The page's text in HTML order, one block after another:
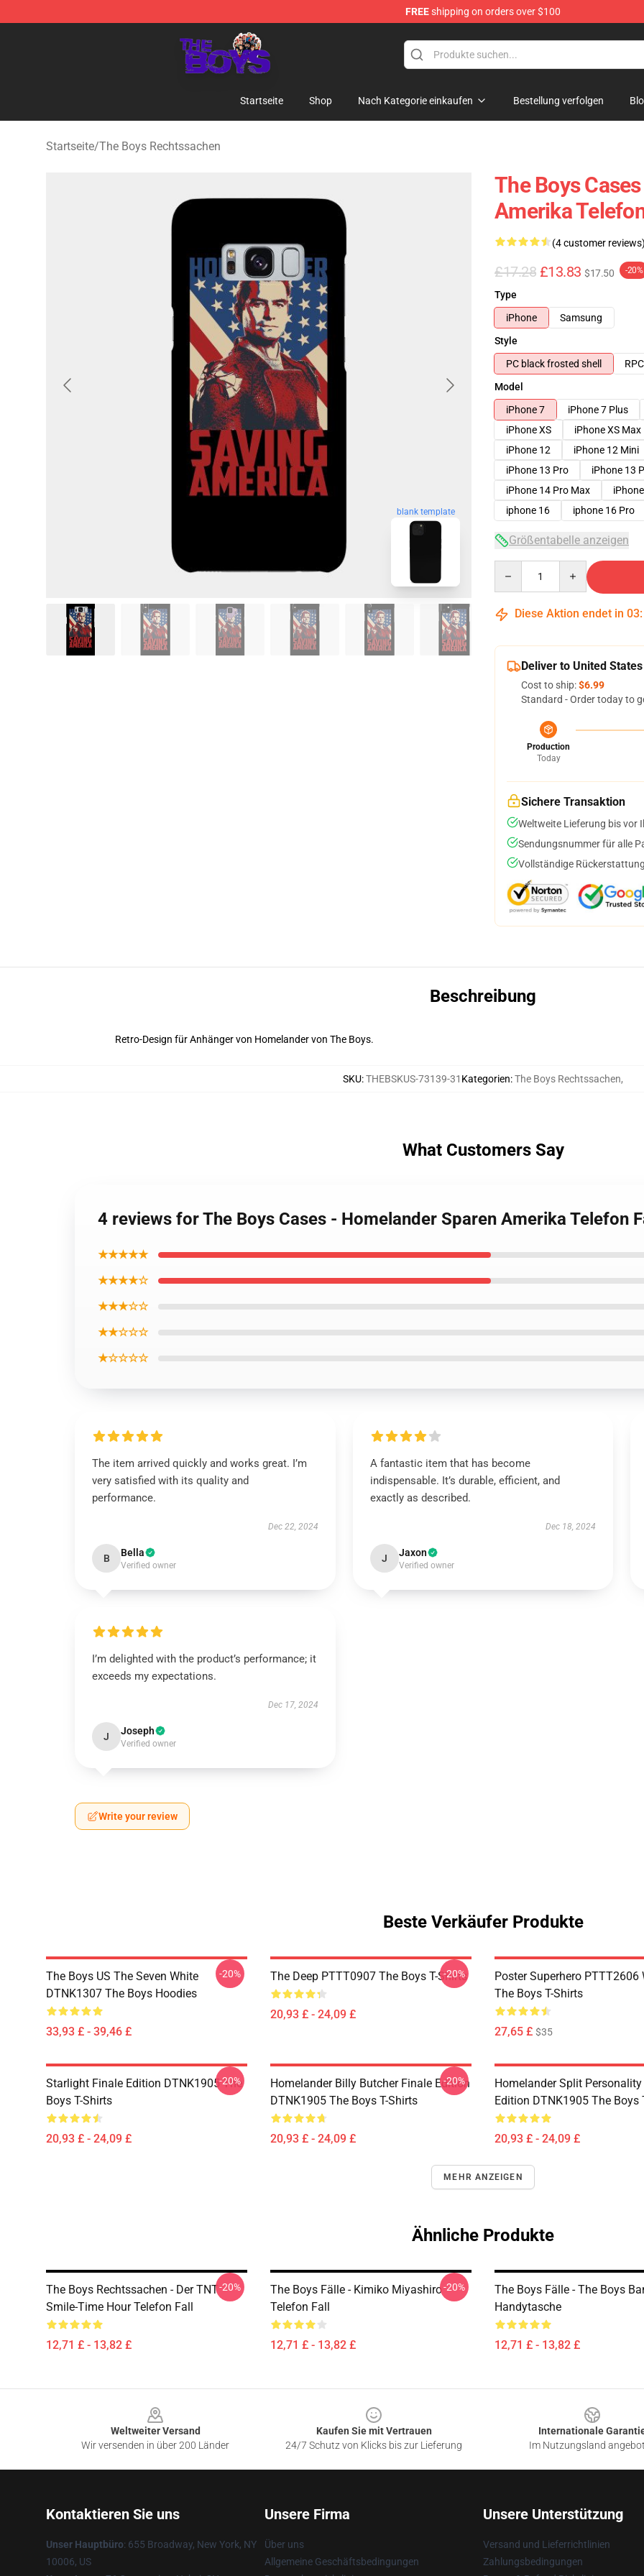
FREEshipping on orders over $100
The Boys Store - Official The Boys Merchandise Shop
Startseite Shop Nach Kategorie einkaufen Bestellung verfolgen
Startseite/The Boys Rechtssachen
blank template
The Boys
Amerika Telefon
(4 customer reviews)
£17.28 £13.83 $17.50 -20%
Type
iPhone
Samsung
Style
PC black frosted shell
Model
iPhone 7
iPhone 7 Plus
iPhone XS
iPhone XS Max
iPhone 12
iPhone 12 Mini
iPhone 13 Pro
iPhone 13
iPhone 14 Pro Max
iphone 16
iphone 16 Pro
Größentabelle anzeigen
Diese Aktion endet in 03:
Deliver to United States
Cost to ship:$6.99
Standard - Order today to
Production
Today
Sichere Transaktion
Weltweite Lieferung bis vor
Sendungsnummer für alle
Vollständige
Beschreibung
Retro-Design für Anhänger von Homelander von The Boys.
SKU:THEBSKUS-73139-31 Kategorien:The Boys Rechtssachen,
What Customers Say
4 reviews for The Boys Cases - Homelander Sparen Amerika Telefon
★★★★★
★★★★☆
★★★☆☆
★★☆☆☆
★☆☆☆☆
The item arrived quickly and works great. I’m
very satisfied with its quality and
performance.
Dec 22, 2024
B Bella
Verified owner
A fantastic item that has become
indispensable. It’s durable, efficient, and
exactly as described.
Dec 18, 2024
J Jaxon
Verified owner
I’m delighted with the product’s performance; it
exceeds my expectations.
Dec 17, 2024
J Joseph
Verified owner
Write your review
Beste Verkäufer Produkte
The Boys US The Seven White
DTNK1307 The Boys Hoodies
33,93 £ - 39,46 £
-20% The Deep PTTT0907 The Boys T-Shirts
20,93 £ - 24,09 £
-20%
Poster Superhero PTTT2606
The Boys T-Shirts
27,65 £ $35
Starlight Finale Edition DTNK1905 The
Boys T-Shirts
20,93 £ - 24,09 £
-20%
Homelander Billy Butcher Finale Edition
DTNK1905 The Boys T-Shirts
20,93 £ - 24,09 £
-20%
Homelander Split
Edition DTNK1905 The Boys
20,93 £ - 24,09 £
MEHR ANZEIGEN
Ähnliche Produkte
The Boys Rechtssachen - Der TNT
Smile-Time Hour Telefon Fall
12,71 £ - 13,82 £
-20%
The Boys Fälle - Kimiko Miyashiro
Telefon Fall
12,71 £ - 13,82 £
-20%
The Boys Fälle - The Boys
Handytasche
12,71 £ - 13,82 £
Weltweiter Versand
Wir versenden in über 200 Länder
Kaufen Sie mit Vertrauen
24/7 Schutz von Klicks bis zur Lieferung
Internationale
Im Nutzungsland
Kontaktieren Sie uns
Unser Hauptbüro: 655 Broadway, New York, NY
10006, US
Unsere Firma
Über uns
Allgemeine Geschäftsbedingungen
Unsere Unterstützung
Versand und Lieferrichtlinien
Zahlungsbedingungen